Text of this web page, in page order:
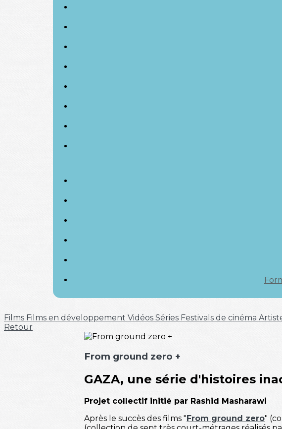
Films Films en développement Vidéos Séries Festivals de cinéma
Retour
From ground zero +
GAZA, une série d'histoires
Projet collectif initié par Rashid Masharawi
Après le succès des films "From ground zero"